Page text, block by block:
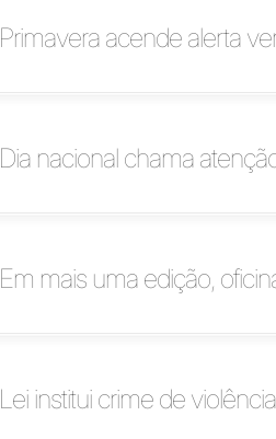
Primavera acende alerta
Dia nacional chama
Em mais uma edição,
Lei institui crime de